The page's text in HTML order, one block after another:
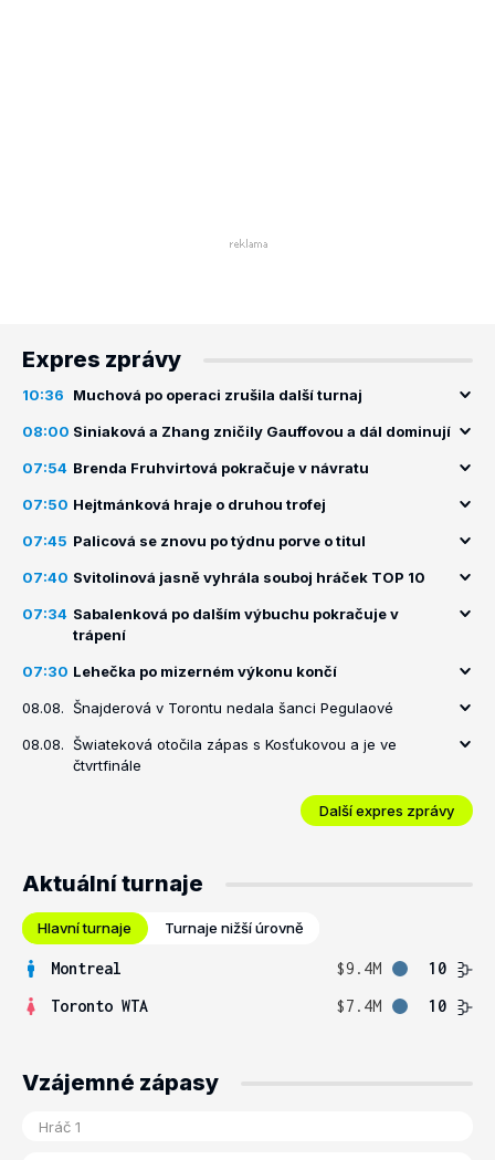
Expres zprávy
10:36 Muchová po operaci zrušila další turnaj
08:00 Siniaková a Zhang zničily Gauffovou a dál dominují
07:54 Brenda Fruhvirtová pokračuje v návratu
07:50 Hejtmánková hraje o druhou trofej
07:45 Palicová se znovu po týdnu porve o titul
07:40 Svitolinová jasně vyhrála souboj hráček TOP 10
07:34 Sabalenková po dalším výbuchu pokračuje v
trápení
07:30 Lehečka po mizerném výkonu končí
08.08. Šnajderová v Torontu nedala šanci Pegulaové
08.08. Šwiateková otočila zápas s Kosťukovou a je ve
čtvrtfinále
Další expres zprávy
Aktuální turnaje
Hlavní turnaje Turnaje nižší úrovně
Montreal $9.4M
10
Toronto WTA
$7.4M 10
Vzájemné zápasy